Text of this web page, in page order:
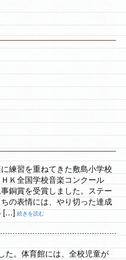
練習を重ねてきた敷島小学校
Ｋ全国学校音楽コンクール
銅賞を受賞しました。ステー
の表情には、やり切った達成
[…] 続きを読む
た。体育館には、全校児童が